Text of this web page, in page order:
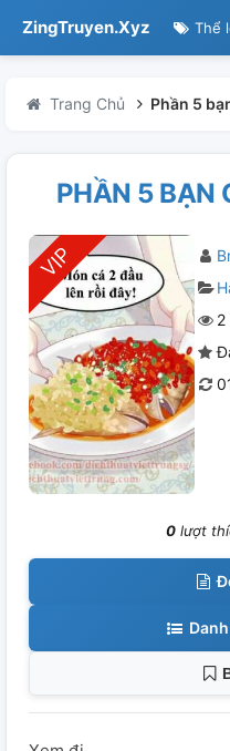
ZingTruyen.Xyz Thể
Trang Chủ Phần 5
PHẦN 5 BẠN
2
0lượt